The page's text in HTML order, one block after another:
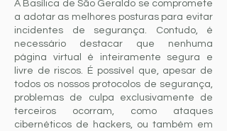
A Basílica de São Geraldo se compromete
a adotar as melhores posturas para evitar
incidentes de segurança. Contudo, é
necessário destacar que nenhuma
página virtual é inteiramente segura e
livre de riscos. É possível que, apesar de
todos os nossos protocolos de segurança,
problemas de culpa exclusivamente de
terceiros ocorram, como ataques
cibernéticos de hackers, ou também em